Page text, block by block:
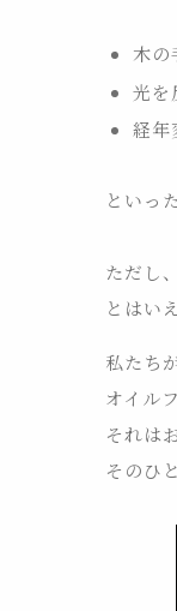
木の
光を
経年
といっ
ただし
とはい
私たち
オイル
それは
そのひ